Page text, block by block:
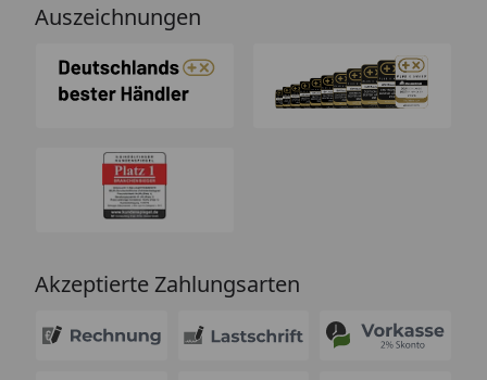
Auszeichnungen
Akzeptierte Zahlungsarten